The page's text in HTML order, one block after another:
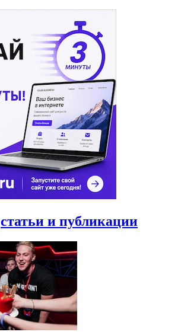
статьи и публикации